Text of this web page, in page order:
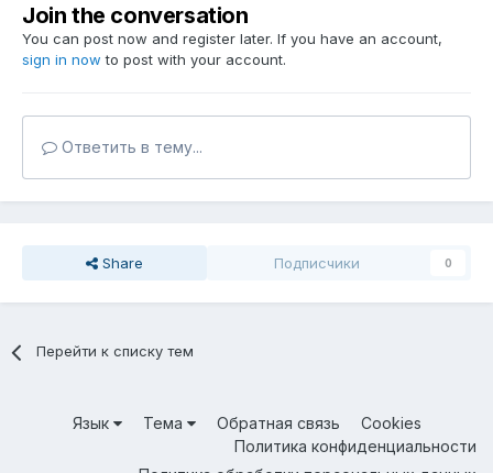
Join the conversation
You can post now and register later. If you have an account,
sign in now to post with your account.
Ответить в тему...
Share Подписчики 0
Перейти к списку тем
Язык Тема Обратная связь
Cookies
Политика конфиденциальности